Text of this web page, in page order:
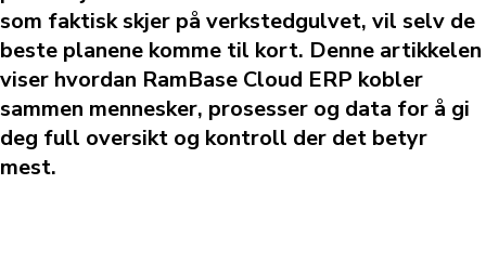
som faktisk skjer på verkstedgulvet, vil selv de
beste planene komme til kort. Denne artikkelen
viser hvordan RamBase Cloud ERP kobler
sammen mennesker, prosesser og data for å gi
deg full oversikt og kontroll der det betyr
mest.